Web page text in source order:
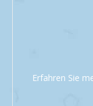
Erfahren Sie